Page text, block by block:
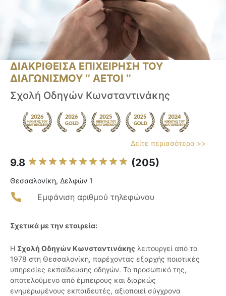
ΔΙΑΚΡΙΘΕΙΣΑ ΕΠΙΧΕΙΡΗΣΗ ΤΟΥ
ΔΙΑΓΩΝΙΣΜΟΥ ‘’ ΑΕΤΟΙ ‘’
Σχολή Οδηγών Κωνσταντινάκης
Δείτε περισσότερα >>
9.8 (205)
Θεσσαλονίκη, Δελφών 1
Εμφάνιση αριθμού τηλεφώνου
Σχετικά με την εταιρεία:
Η Σχολή Οδηγών Κωνσταντινάκης λειτουργεί από το
1978 στη Θεσσαλονίκη, παρέχοντας εξαρχής ποιοτικές
υπηρεσίες εκπαίδευσης οδηγών. Το προσωπικό της,
αποτελούμενο από έμπειρους και διαρκώς
ενημερωμένους εκπαιδευτές, αξιοποιεί σύγχρονα